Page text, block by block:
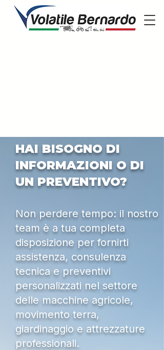
HAI BISOGNO DI
INFORMAZIONI O DI
UN PREVENTIVO?
Non perdere tempo: il nostro
team è a tua completa
disposizione per fornirti
assistenza, consulenza
tecnica e preventivi
personalizzati nel settore
delle macchine agricole,
movimento terra,
giardinaggio e attrezzature
professionali.